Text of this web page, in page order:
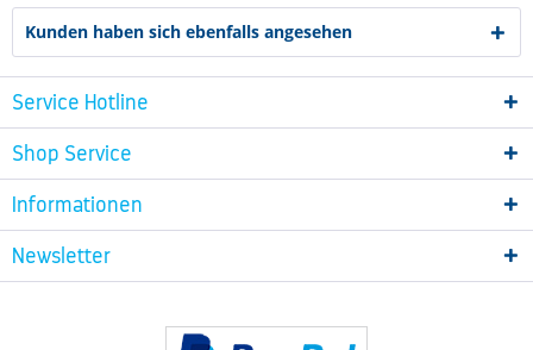
Kunden haben sich ebenfalls angesehen
Service Hotline
Shop Service
Informationen
Newsletter